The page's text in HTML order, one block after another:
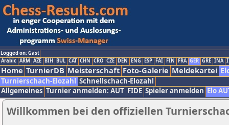
Logged on: Gast
Arabic ARM AZE BIH BUL CAT CHN CRO CZE DEN ENG ESP FAI FIN FRA GER GRE INA
Home TurnierDB Meisterschaft Foto-Galerie Meldekartei
Turnierschach-Elozahl Schnellschach-Elozahl
Allgemeines Turnier anmelden: AUT FIDE Spieler anmelden Elo
Willkommen bei den offiziellen